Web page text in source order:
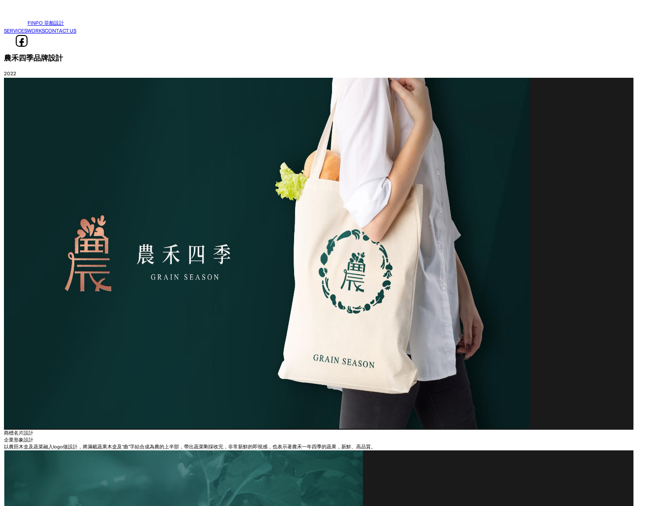
FINPO 菲舶設計
SERVICESWORKSCONTACT US
農禾四季品牌設計
2022
商標名片設計
企業形象設計
以農田木盒及蔬菜融入logo做設計，將滿載蔬果木盒及”曲”字結合成為農的上半部，帶出蔬菜剛採收完，非常新鮮的即視感，也表示著農禾一年四季的蔬果，新鮮、高品質。